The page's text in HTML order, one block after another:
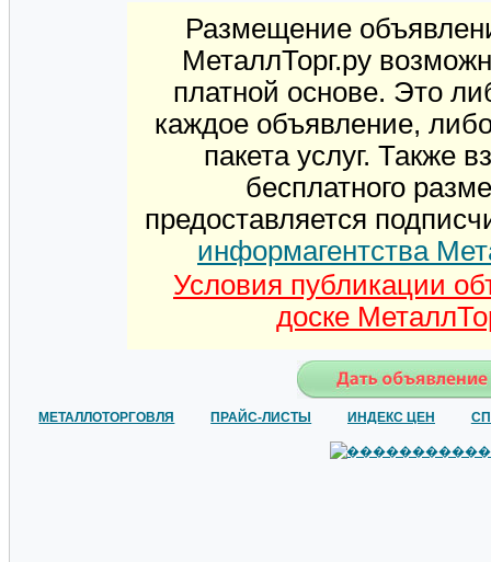
Размещение
МеталлТорг.ру
платной основе. Это
каждое объявление,
пакета услуг. Также
бесплатного
предоставляется
информагентства
Условия публикации
доске
МЕТАЛЛОТОРГОВЛЯ ПРАЙС-ЛИСТЫ ИНДЕКС ЦЕН